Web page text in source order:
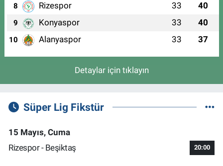
8 Rizespor 33 40
9 Konyaspor 33 40
10 Alanyaspor 33 37
Detaylar için tıklayın
Süper Lig Fikstür
15 Mayıs, Cuma
Rizespor - Beşiktaş
20:00